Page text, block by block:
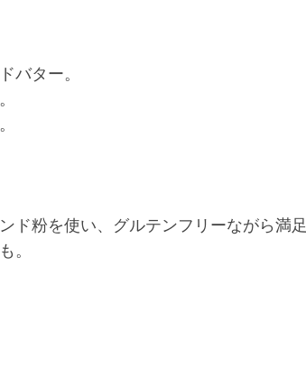
バター。
ド粉を使い、グルテンフリーながら満足
。